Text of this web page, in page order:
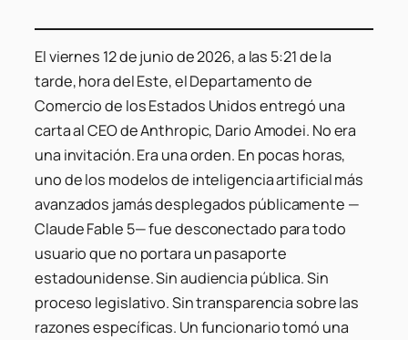
El viernes 12 de junio de 2026, a las 5:21 de la
tarde, hora del Este, el Departamento de
Comercio de los Estados Unidos entregó una
carta al CEO de Anthropic, Dario Amodei. No era
una invitación. Era una orden. En pocas horas,
uno de los modelos de inteligencia artificial más
avanzados jamás desplegados públicamente —
Claude Fable 5— fue desconectado para todo
usuario que no portara un pasaporte
estadounidense. Sin audiencia pública. Sin
proceso legislativo. Sin transparencia sobre las
razones específicas. Un funcionario tomó una